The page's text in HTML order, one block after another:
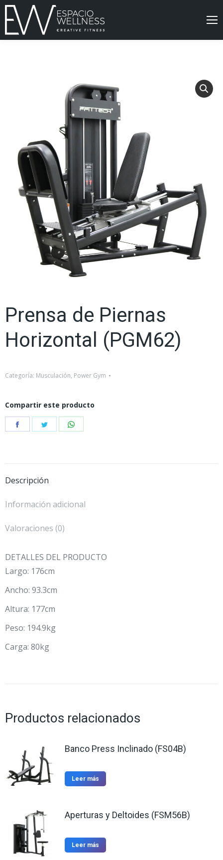
Prensa de Piernas
Horizontal (PGM62)
Categoría: Musculación, Power Gym
Compartir este producto
Share
Share
Descripción
Información adicional
Valoraciones (0)
DETALLES DEL PRODUCTO
Largo: 176cm
Ancho: 93.3cm
Altura: 177cm
Peso: 194.9kg
Carga: 80kg
Productos relacionados
Banco Press Inclinado (FS04B)
Leer más
Aperturas y Deltoides (FSM56B)
Leer más